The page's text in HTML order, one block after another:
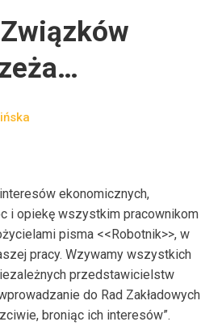
ekonomicznych,
i opiekę wszystkim pracownikom
pisma <<Robotnik>>, w
pracy. Wzywamy wszystkich
przedstawicielstw
do Rad Zakładowych
broniąc ich interesów”.